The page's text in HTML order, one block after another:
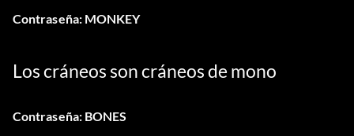
Contraseña: MONKEY
Los cráneos son cráneos de mono
Contraseña: BONES